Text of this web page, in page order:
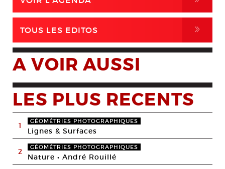
TOUS LES EDITOS ,
A VOIR AUSSI
LES PLUS RECENTS
1 GÉOMÉTRIES PHOTOGRAPHIQUES
Lignes & Surfaces
2 GÉOMÉTRIES PHOTOGRAPHIQUES
Nature • André Rouillé